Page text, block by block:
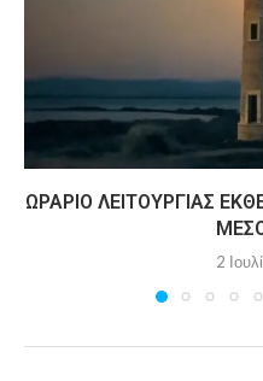
ΩΡΆΡΙΟ ΛΕΙΤΟΥΡΓΊΑΣ
2